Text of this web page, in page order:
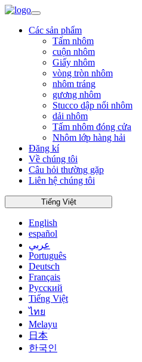
Các sản phẩm
Tấm nhôm
cuộn nhôm
Giấy nhôm
vòng tròn nhôm
nhôm tráng
gương nhôm
Stucco dập nổi nhôm
dải nhôm
Tấm nhôm đóng cửa
Nhôm lớp hàng hải
Đăng kí
Về chúng tôi
Câu hỏi thường gặp
Liên hệ chúng tôi
Tiếng Việt
English
español
عربي
Português
Deutsch
Français
Русский
Tiếng Việt
ไทย
Melayu
日本
한국인